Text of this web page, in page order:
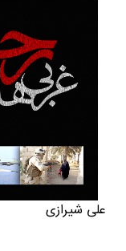
علی شیرازی